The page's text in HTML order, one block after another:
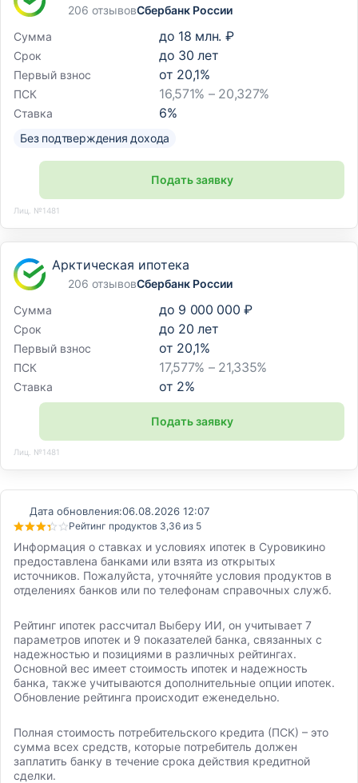
206 отзывовСбербанк России
Сумма
до 18 млн. ₽
Срок до 30 лет
Первый взнос от 20,1%
ПСК 16,571% – 20,327%
Ставка 6%
Без подтверждения дохода
Подать заявку
Лиц. №1481
Арктическая ипотека
206 отзывовСбербанк России
Сумма
до 9 000 000 ₽
Срок до 20 лет
Первый взнос от 20,1%
ПСК 17,577% – 21,335%
Ставка от 2%
Подать заявку
Лиц. №1481
Дата обновления:06.08.2026 12:07
Рейтинг продуктов 3,36 из 5
Информация о ставках и условиях ипотек в Суровикино
предоставлена банками или взята из открытых
источников. Пожалуйста, уточняйте условия продуктов в
отделениях банков или по телефонам справочных служб.
Рейтинг ипотек рассчитал Выберу ИИ, он учитывает 7
параметров ипотек и 9 показателей банка, связанных с
надежностью и позициями в различных рейтингах.
Основной вес имеет стоимость ипотек и надежность
банка, также учитываются дополнительные опции ипотек.
Обновление рейтинга происходит еженедельно.
Полная стоимость потребительского кредита (ПСК) – это
сумма всех средств, которые потребитель должен
заплатить банку в течение срока действия кредитной
сделки.